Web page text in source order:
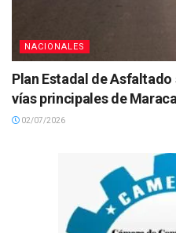
NACIONALES
Plan Estadal de
vías principales de
02/07/2026